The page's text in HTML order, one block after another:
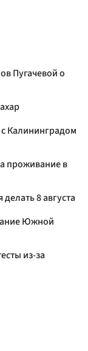
Пугачевой о
Калининградом
проживание в
8 августа
Южной
из-за